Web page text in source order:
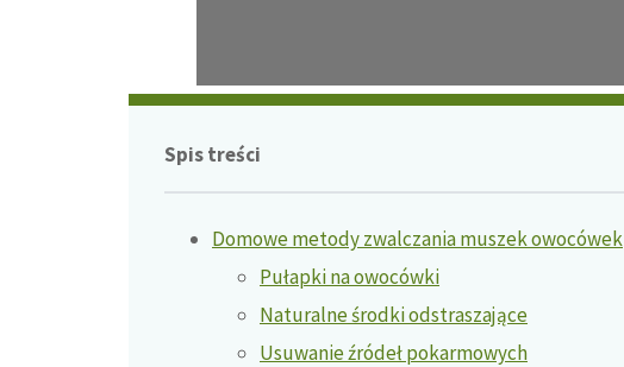
Spis treści
Domowe metody zwalczania muszek owocówek
Pułapki na owocówki
Naturalne środki odstraszające
Usuwanie źródeł pokarmowych